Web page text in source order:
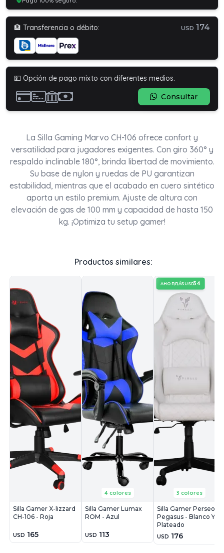
🏦 Transferencia o débito: USD 174
💵 Opción de pago mixto con diferentes medios.
Consultar
La Silla Gaming Marvo CH-106 ofrece confort y
versatilidad para jugadores exigentes. Con giro 360° y
respaldo inclinable 180°, brinda libertad de movimiento.
Su base de nylon y ruedas de PU garantizan
estabilidad, mientras que el acabado en cuero sintético
aporta un estilo premium. Ajuste de altura con
elevación de gas de 100 mm y capacidad de hasta 150
kg. ¡Optimiza tu setup gamer!
Productos similares:
Silla Gamer X-lizzard
CH-106 - Roja
USD 165
4 colores
Silla Gamer Lumax
ROM - Azul
USD 113
AHORRÁSUSD34
3 colores
Silla Gamer Perseo
Pegasus - Blanco Y
Plateado
USD 176